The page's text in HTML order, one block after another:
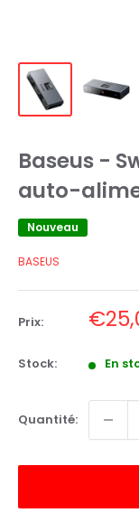
Baseus -
auto-
Nouveau
BASEUS
Prix: Prix
réduit
Stock: En
Quantité: